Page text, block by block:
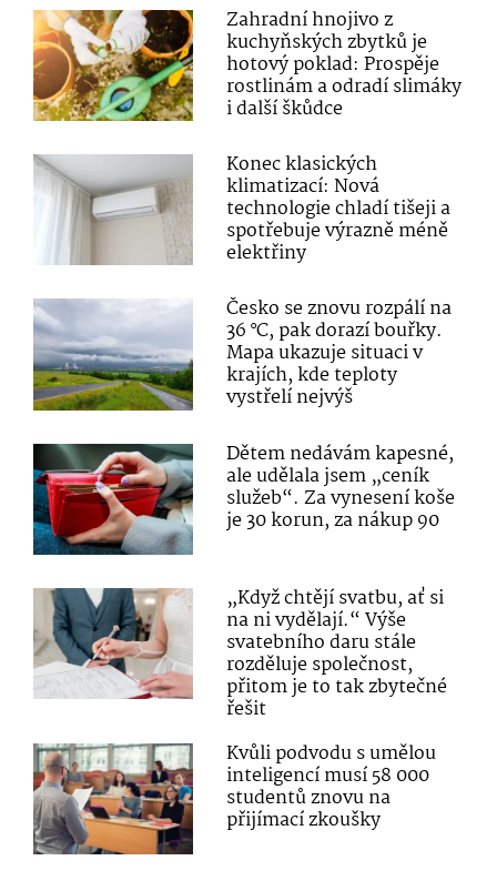
Zahradní hnojivo z
kuchyňských zbytků je
hotový poklad: Prospěje
rostlinám a odradí slimáky
i další škůdce
Konec klasických
klimatizací: Nová
technologie chladí tišeji a
spotřebuje výrazně méně
elektřiny
Česko se znovu rozpálí na
36 °C, pak dorazí bouřky.
Mapa ukazuje situaci v
krajích, kde teploty
vystřelí nejvýš
Dětem nedávám kapesné,
ale udělala jsem „ceník
služeb“. Za vynesení koše
je 30 korun, za nákup 90
„Když chtějí svatbu, ať si
na ni vydělají.“ Výše
svatebního daru stále
rozděluje společnost,
přitom je to tak zbytečné
řešit
Kvůli podvodu s umělou
inteligencí musí 58 000
studentů znovu na
přijímací zkoušky